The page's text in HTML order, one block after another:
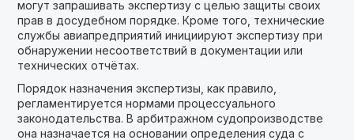
могут запрашивать экспертизу с целью защиты своих
прав в досудебном порядке. Кроме того, технические
службы авиапредприятий инициируют экспертизу при
обнаружении несоответствий в документации или
технических отчётах.
Порядок назначения экспертизы, как правило,
регламентируется нормами процессуального
законодательства. В арбитражном судопроизводстве
она назначается на основании определения суда с